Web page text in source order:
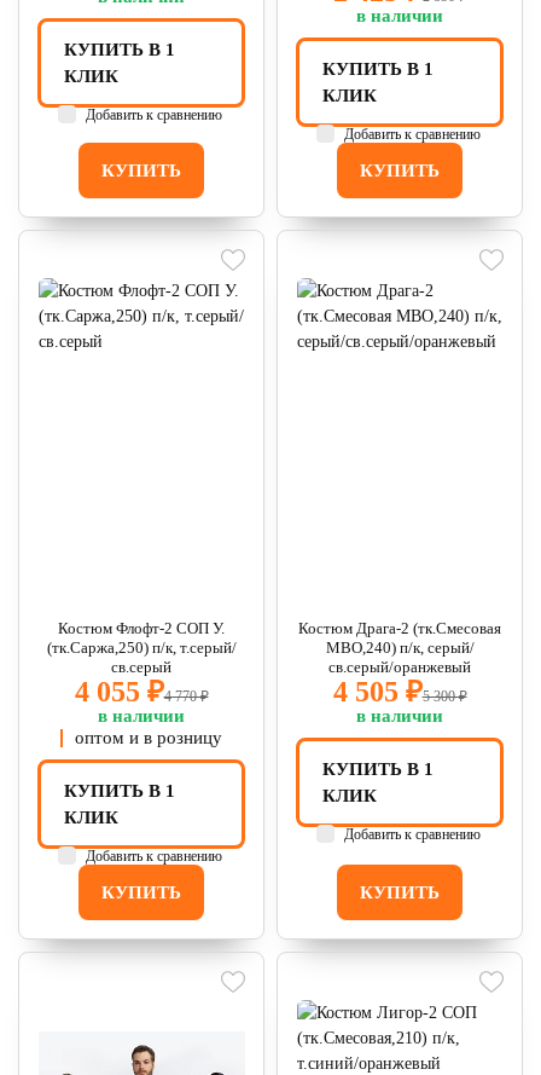
КУПИТЬ
КУПИТЬ В 1
КЛИК
Добавить к сравнению
в наличии
КУПИТЬ
КУПИТЬ В 1
КЛИК
Добавить к сравнению
Костюм Флофт-2 СОП У.
(тк.Саржа,250) п/к, т.серый/
св.серый
4 055 ₽4 770 ₽
в наличии
оптом и в розницу
КУПИТЬ
КУПИТЬ В 1
КЛИК
Добавить к сравнению
Костюм Драга-2 (тк.Смесовая
МВО,240) п/к, серый/
св.серый/оранжевый
4 505 ₽5 300 ₽
в наличии
КУПИТЬ
КУПИТЬ В 1
КЛИК
Добавить к сравнению